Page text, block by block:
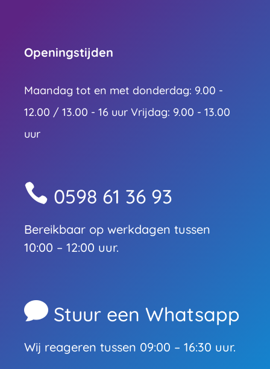
Openingstijden
Maandag tot en met donderdag: 9.00 -
12.00 / 13.00 - 16 uur Vrijdag: 9.00 - 13.00
uur
 0598 61 36 93
Bereikbaar op werkdagen tussen
10:00 – 12:00 uur.
 Stuur een Whatsapp
Wij reageren tussen 09:00 – 16:30 uur.